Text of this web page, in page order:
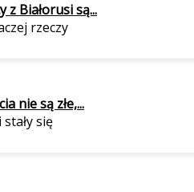
z Białorusi są...
rzeczy
nie są złe,...
się